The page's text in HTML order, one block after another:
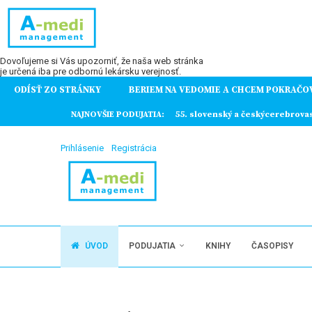
Dovoľujeme si Vás upozorniť, že naša web stránka
je určená iba pre odbornú lekársku verejnosť.
ODÍSŤ ZO STRÁNKY BERIEM NA VEDOMIE A CHCEM
NAJNOVŠIE PODUJATIA: 55. slovenský a
Prihlásenie Registrácia
ÚVOD PODUJATIA KNIHY ČASOPISY